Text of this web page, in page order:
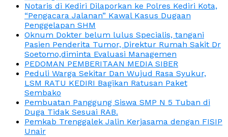
Notaris di Kediri Dilaporkan ke Polres Kediri Kota,
“Pengacara Jalanan” Kawal Kasus Dugaan
Penggelapan SHM
Oknum Dokter belum lulus Specialis, tangani
Pasien Penderita Tumor, Direktur Rumah Sakit Dr
Soetomo,diminta Evaluasi Managemen
PEDOMAN PEMBERITAAN MEDIA SIBER
Peduli Warga Sekitar Dan Wujud Rasa Syukur,
LSM RATU KEDIRI Bagikan Ratusan Paket
Sembako
Pembuatan Panggung Siswa SMP N 5 Tuban di
Duga Tidak Sesuai RAB.
Pemkab Trenggalek Jalin Kerjasama dengan FISIP
Unair